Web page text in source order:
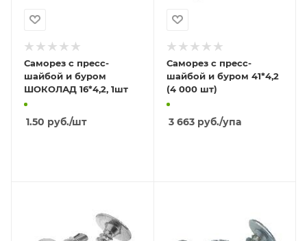
Саморез с пресс-
шайбой и буром
ШОКОЛАД 16*4,2, 1шт
1.50 руб./шт
Саморез с пресс-
шайбой и буром 41*4,2
(4 000 шт)
3 663руб./упа